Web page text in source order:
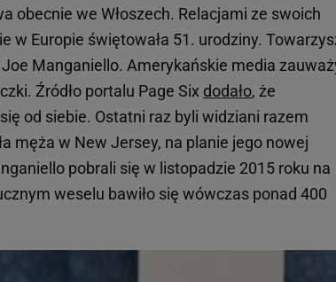
obecnie we Włoszech. Relacjami ze swoich
w Europie świętowała 51. urodziny.
Manganiello. Amerykańskie media
Źródło portalu Page Six dodało, że
od siebie. Ostatni raz byli widziani razem
męża w New Jersey, na planie jego nowej
pobrali się w listopadzie 2015 roku na
weselu bawiło się wówczas ponad 400